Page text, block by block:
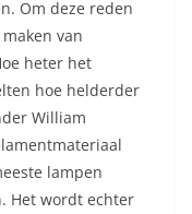
Om deze reden
van
heter het
hoe helderder
William
lampen
Het wordt echter